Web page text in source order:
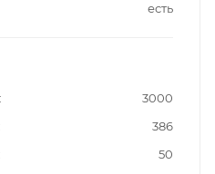
есть
3000
386
50